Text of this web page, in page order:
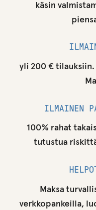
käsin
yli 200 € tilauksiin.
ILMAINEN
100% rahat
tutustua
Maksa
verkkopankeilla,